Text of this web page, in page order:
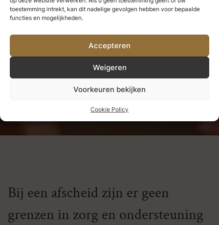
toestemming intrekt, kan dit nadelige gevolgen hebben voor bepaalde
functies en mogelijkheden.
Accepteren
Weigeren
Voorkeuren bekijken
Cookie Policy
we nooit verliezen.Alles wat we
diep liefhebben, wordt een deel
van ons.
Helen Keller
Bij een afscheid zijn er geen
grenzen in zorg en ondersteuning